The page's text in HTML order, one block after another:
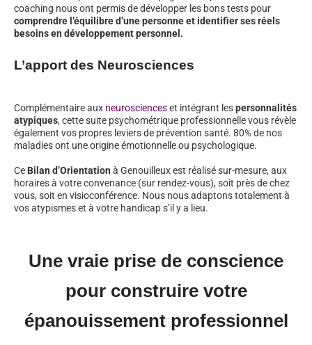
coaching nous ont permis de développer les bons tests pour
comprendre l’équilibre d’une personne et identifier ses réels
besoins en développement personnel.
L’apport des Neurosciences
Complémentaire aux neuroscienceset intégrant lespersonnalités
atypiques, cette suite psychométrique professionnelle vous révèle
également vos propres leviers de prévention santé. 80% de nos
maladies ont une origine émotionnelle ou psychologique.
Ce Bilan d’Orientation à Genouilleux est réalisé sur-mesure, aux
horaires à votre convenance (sur rendez-vous), soit près de chez
vous, soit en visioconférence. Nous nous adaptons totalement à
vos atypismes et à votre handicap s’il y a lieu.
Une vraie prise de conscience
pour construire votre
épanouissement professionnel